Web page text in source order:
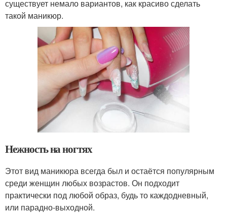
существует немало вариантов, как красиво сделать
такой маникюр.
Нежность на ногтях
Этот вид маникюра всегда был и остаётся популярным
среди женщин любых возрастов. Он подходит
практически под любой образ, будь то каждодневный,
или парадно-выходной.